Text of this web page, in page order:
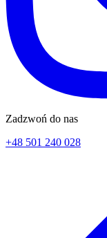
Zadzwoń do nas
+48 501 240 028